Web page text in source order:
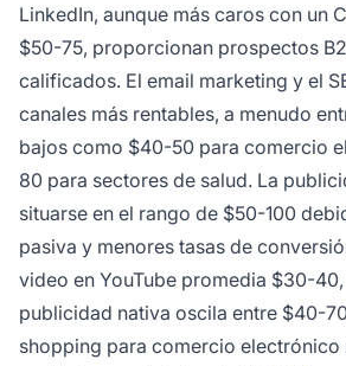
LinkedIn, aunque más caros con un
$50-75, proporcionan prospectos
calificados. El email marketing y el
canales más rentables, a menudo
bajos como $40-50 para comercio
80 para sectores de salud. La
situarse en el rango de $50-100
pasiva y menores tasas de
video en YouTube promedia $30-
publicidad nativa oscila entre $40-
shopping para comercio electrónico